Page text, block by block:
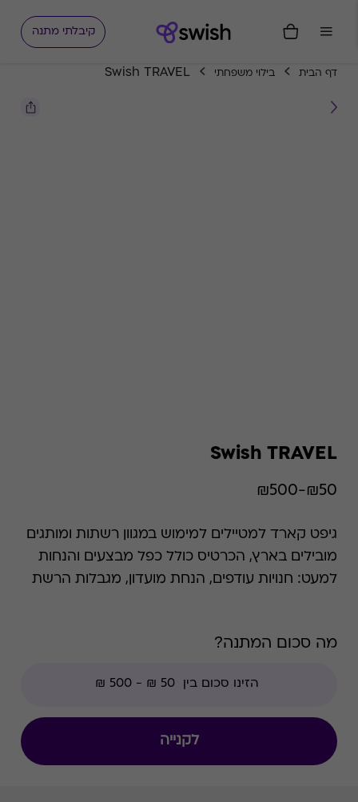
קיבלתי מתנה
דף הבית בילוי משפחתי Swish TRAVEL
Swish TRAVEL
₪50-₪500
גיפט קארד למטיילים למימוש במגוון רשתות ומותגים
מובילים בארץ, הכרטיס כולל כפל מבצעים והנחות
למעט: חנויות עודפים, הנחת מועדון, מגבלות הרשת
מה סכום המתנה?
לקנייה